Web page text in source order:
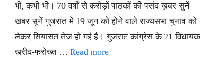
भी, कभी भी। 70 वर्षों से करोड़ों पाठकों की पसंद ख़बर सुनें
ख़बर सुनें गुजरात में 19 जून को होने वाले राज्यसभा चुनाव को
लेकर सियासत तेज हो गई है। गुजरात कांग्रेस के 21 विधायक
खरीद-फरोख्त … Read more